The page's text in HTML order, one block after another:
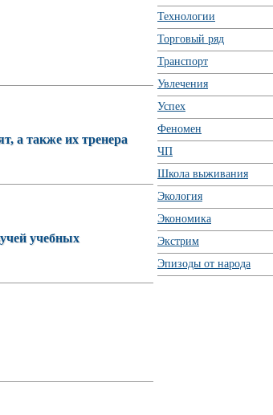
а также их тренера
учебных
Технологии
Торговый ряд
Транспорт
Увлечения
Успех
Феномен
ЧП
Школа выживания
Экология
Экономика
Экстрим
Эпизоды от народа